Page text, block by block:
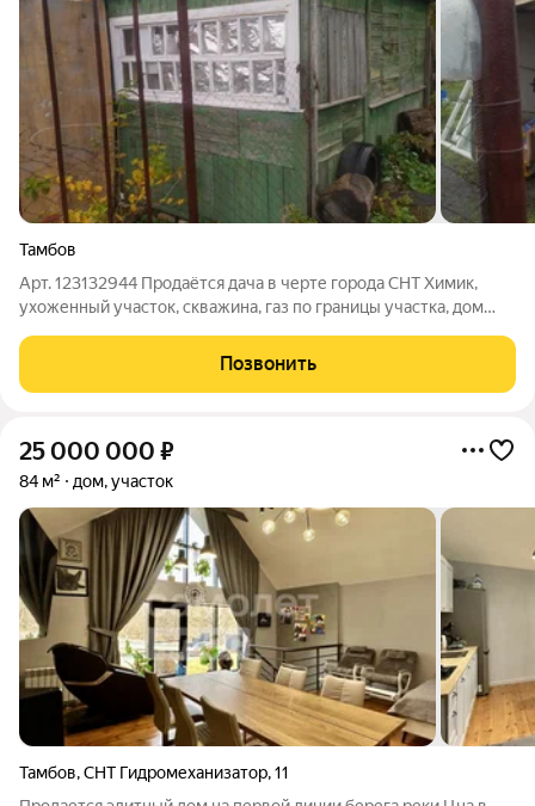
Тамбов
Арт. 123132944 Продаётся дача в черте города СНТ Химик,
ухоженный участок, скважина, газ по границы участка, дом
гарантирует юридическое сопровождение и безопасную
сделку.
Позвонить
25 000 000 ₽
84 м² дом, участок
Тамбов,СНТ Гидромеханизатор,11